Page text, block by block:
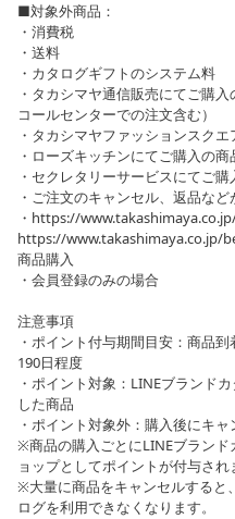
■対象外商品：
・消費税
・送料
・カタログギフトのシステム料
・タカシマヤ通信販売にてご購
コールセンターでの注文含む）
・タカシマヤファッションスク
・ローズキッチンにてご購入の商
・セクレタリーサービスにてご購
・ご注文のキャンセル、返品な
・https://
https://www.takashimaya.co.jp/
商品購入
・会員登録のみの場合
注意事項
・ポイント付与期間目安：商品
190日程度
・ポイント対象：LINEブランド
した商品
・ポイント対象外：購入後にキ
※商品の購入ごとにLINEブラン
ョップとしてポイントが付与され
※大量に商品をキャンセルすると
ログを利用できなくなります。